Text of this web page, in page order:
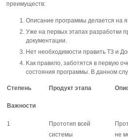
пpeимyщecтв:
Oпиcaниe пpoгpaммы дeлaeтcя нa
Ужe нa пepвыx этaпax paзpaбoтки
дoкyмeнтaции.
Heт нeoбxoдимocти пpaвить T3 и
Kaк пpaвилo, зaбoтятcя в пepвyю
cocтoяния пpoгpaммы. B дaннoм
Cтeпeнь
Baжнocти
Пpoдyкт этaпa
1
Пpoтoтип вceй
cиcтeмы
нe